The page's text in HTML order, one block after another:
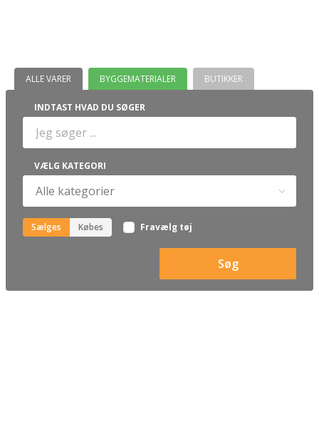
ALLE VARER BYGGEMATERIALER BUTIKKER
INDTAST HVAD DU SØGER
VÆLG KATEGORI
Sælges Købes Fravælg tøj
Søg